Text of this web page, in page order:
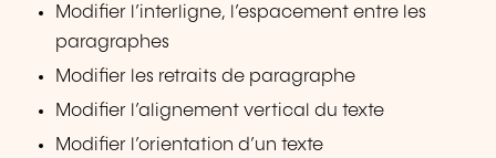
Modifier l’interligne, l’espacement entre les
paragraphes
Modifier les retraits de paragraphe
Modifier l’alignement vertical du texte
Modifier l’orientation d’un texte